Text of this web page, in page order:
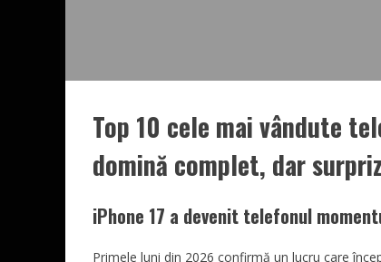
Top 10 cele mai vândute
domină complet, dar
iPhone 17 a devenit telefonul
Primele luni din 2026 confirmă un lucru care